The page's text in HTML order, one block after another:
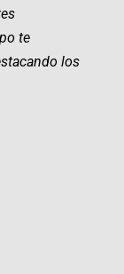
te
los